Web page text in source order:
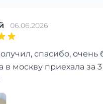
06.06.2026
спасибо, очень
в москву приехала за